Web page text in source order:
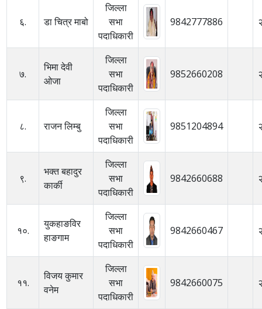
६. डा चित्र माबो
जिल्ला
सभा
पदाधिकारी
9842777886
७.
भिमा देवी
ओजा
जिल्ला
सभा
पदाधिकारी
9852660208
८. राजन लिम्बु
जिल्ला
सभा
पदाधिकारी
9851204894
९.
भक्त बहादुर
कार्की
जिल्ला
सभा
पदाधिकारी
9842660688
१०.
युकहाङविर
हाङगाम
जिल्ला
सभा
पदाधिकारी
9842660467
११.
विजय कुमार
वनेम
जिल्ला
सभा
पदाधिकारी
9842660075